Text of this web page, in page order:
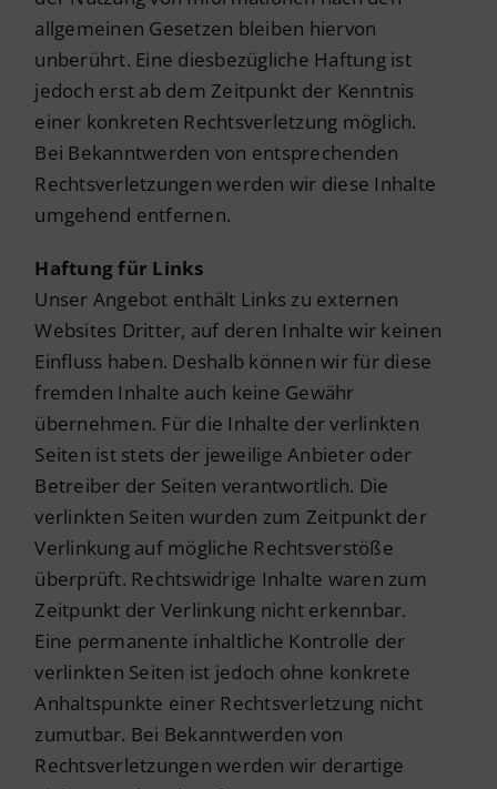
allgemeinen Gesetzen bleiben hiervon
unberührt. Eine diesbezügliche Haftung ist
jedoch erst ab dem Zeitpunkt der Kenntnis
einer konkreten Rechtsverletzung möglich.
Bei Bekanntwerden von entsprechenden
Rechtsverletzungen werden wir diese Inhalte
umgehend entfernen.
Haftung für Links
Unser Angebot enthält Links zu externen
Websites Dritter, auf deren Inhalte wir keinen
Einfluss haben. Deshalb können wir für diese
fremden Inhalte auch keine Gewähr
übernehmen. Für die Inhalte der verlinkten
Seiten ist stets der jeweilige Anbieter oder
Betreiber der Seiten verantwortlich. Die
verlinkten Seiten wurden zum Zeitpunkt der
Verlinkung auf mögliche Rechtsverstöße
überprüft. Rechtswidrige Inhalte waren zum
Zeitpunkt der Verlinkung nicht erkennbar.
Eine permanente inhaltliche Kontrolle der
verlinkten Seiten ist jedoch ohne konkrete
Anhaltspunkte einer Rechtsverletzung nicht
zumutbar. Bei Bekanntwerden von
Rechtsverletzungen werden wir derartige